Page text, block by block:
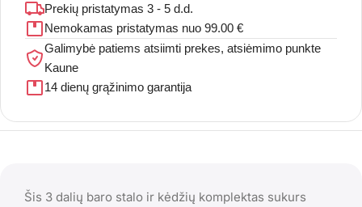
Prekių pristatymas 3 - 5 d.d.
Nemokamas pristatymas nuo 99.00 €
Galimybė patiems atsiimti prekes, atsiėmimo punkte
Kaune
14 dienų grąžinimo garantija
Šis 3 dalių baro stalo ir kėdžių komplektas sukurs